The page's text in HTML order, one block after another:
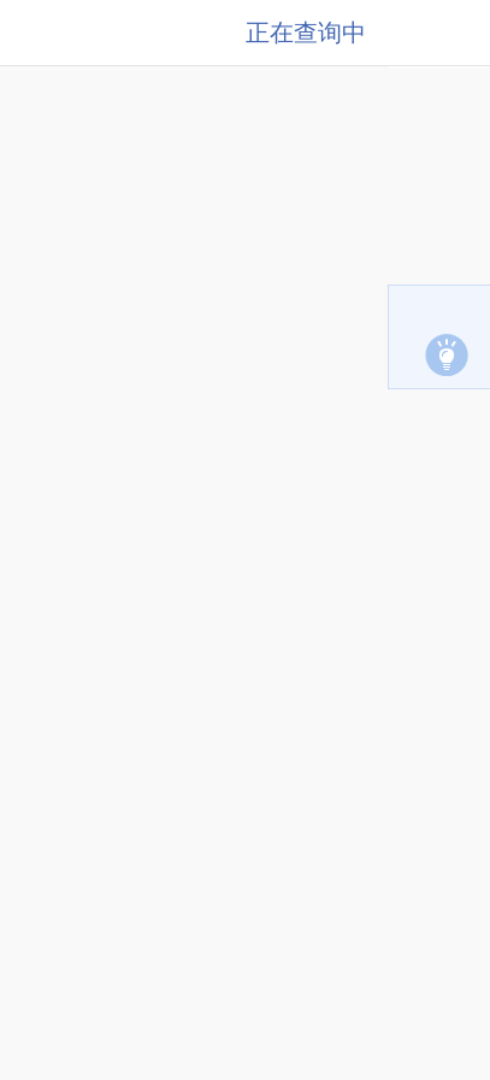
正在查询中